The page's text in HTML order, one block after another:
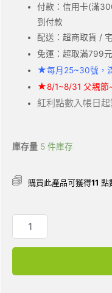
付款：信用卡(滿
到付款
配送：超商取貨 /
免運：超取滿799
★每月25~30號，
★8/1~8/31 父親節
紅利點數入帳日
庫存量 5 件庫存
購買此產品可獲得11 點